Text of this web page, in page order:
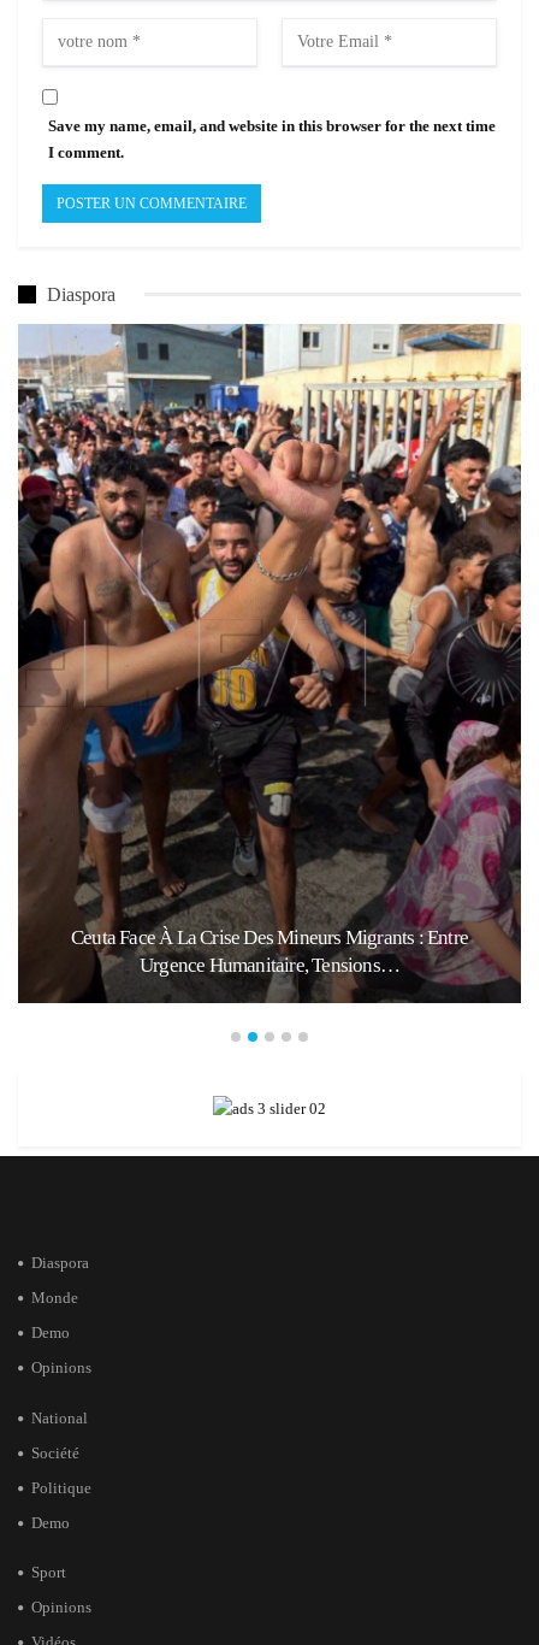
Save my name, email, and website in this browser for the next time
I comment.
Diaspora
Ceuta Face À La Crise Des Mineurs Migrants : Entre
Urgence Humanitaire, Tensions…
Diaspora
Monde
Demo
Opinions
National
Société
Politique
Demo
Sport
Opinions